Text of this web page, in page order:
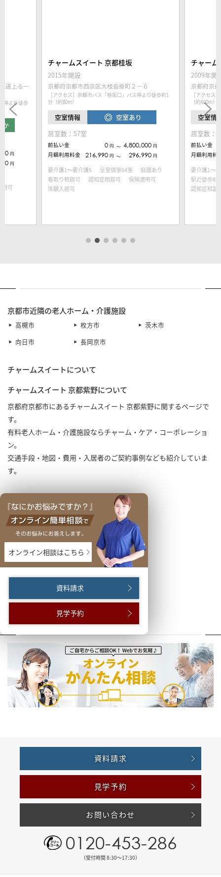
道上る一
停より徒歩
か
円
円
用可
チャームスイート 京都桂坂
2015年開設
京都府京都市西京区大枝沓掛町２−６
［アクセス］京都市バス「桂坂口」バス停より徒歩約1
分（約80m）
空室情報
空室あり
居室数：57室
前払い金 0 円 〜 4,800,000 円
月額利用料金 216,990 円 〜 296,990 円
要介護1～要介護5 全室個室64室
庭園あり
看取り相談可
認知症相談可
保険適用可
体験入居可
チャーム
2009年開
京都府京
［アクセス
（約600m）
空室情
居室数：
前払い金
月額利用料
要介護1～
駅近徒歩8分
認知症相談
京都市近隣の老人ホーム・介護施設
高槻市 枚方市
茨木市
向日市
長岡京市
チャームスイートについて
チャームスイート 京都紫野について
京都府京都市にあるチャームスイート 京都紫野に関するページで
す。
有料老人ホーム・介護施設ならチャーム・ケア・コーポレーショ
ン。
交通手段・地図・費用・入居者のご契約事例なども紹介していま
す。
オンライン相談はこちら
資料請求
見学予約
資料請求
見学予約
お問い合わせ
0120-453-286
（受付時間 8:30〜17:30）